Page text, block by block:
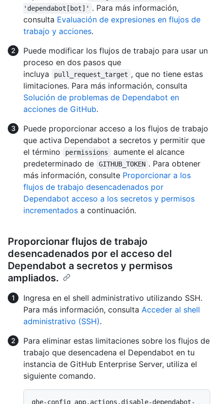
'dependabot[bot]' . Para más información,
consulta Evaluación de expresiones en flujos de
trabajo y acciones.
Puede modificar los flujos de trabajo para usar un
proceso en dos pasos que
incluya
pull_request_target , que no tiene estas
limitaciones. Para más información, consulta
Solución de problemas de Dependabot en
acciones de GitHub.
Puede proporcionar acceso a los flujos de trabajo
que activa Dependabot a secretos y permitir que
el término
permissions
aumente el alcance
predeterminado de
GITHUB_TOKEN . Para obtener
más información, consulte Proporcionar a los
flujos de trabajo desencadenados por
Dependabot acceso a los secretos y permisos
incrementados a continuación.
Proporcionar flujos de trabajo
desencadenados por el acceso del
Dependabot a secretos y permisos
ampliados.
Ingresa en el shell administrativo utilizando SSH.
Para más información, consulta Acceder al shell
administrativo (SSH).
Para eliminar estas limitaciones sobre los flujos de
trabajo que desencadena el Dependabot en tu
instancia de GitHub Enterprise Server, utiliza el
siguiente comando.
ghe-config app.actions.disable-dependabot-